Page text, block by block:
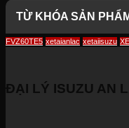
TỪ KHÓA SẢN
FVZ60TE5 xetaianlac xetaiisuzu
ĐẠI LÝ ISUZU AN